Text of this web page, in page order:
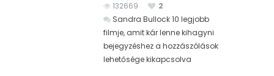
132669
2
Sandra Bullock 10 legjobb
filmje, amit kár lenne kihagyni
bejegyzéshez a hozzászólások
lehetősége kikapcsolva